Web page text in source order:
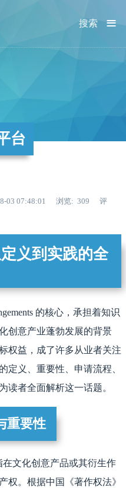
≡
搜索
台
03 07:48:01 浏览 309
评
义到实践的全
的核心，承担着知识
创意产业蓬勃发展的背景
权益，成了许多从业者关注
定义、重要性、申请流程、
读者全面解析这一话题。
重要性
在文化创意产品或其衍生作
权。根据中国《著作权法》